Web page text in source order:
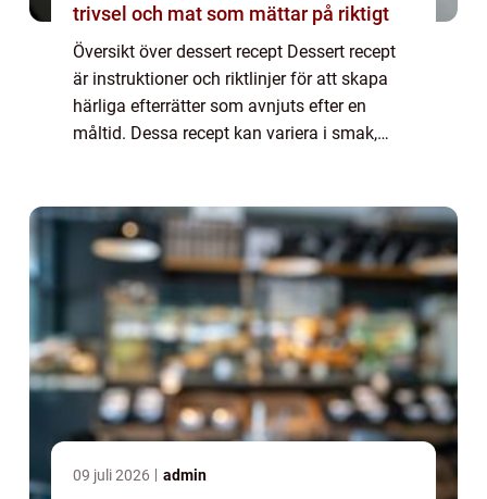
trivsel och mat som mättar på riktigt
Översikt över dessert recept Dessert recept
är instruktioner och riktlinjer för att skapa
härliga efterrätter som avnjuts efter en
måltid. Dessa recept kan variera i smak,
09 juli 2026 admin